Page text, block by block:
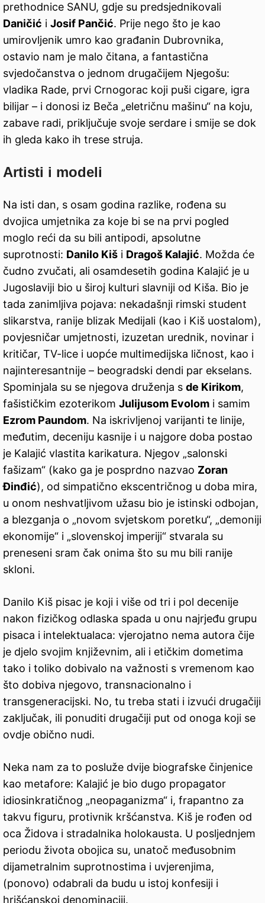
prethodnice SANU, gdje su predsjednikovali
Daničić i Josif Pančić. Prije nego što je kao
umirovljenik umro kao građanin Dubrovnika,
ostavio nam je malo čitana, a fantastična
svjedočanstva o jednom drugačijem Njegošu:
vladika Rade, prvi Crnogorac koji puši cigare, igra
bilijar – i donosi iz Beča „eletričnu mašinu“ na koju,
zabave radi, priključuje svoje serdare i smije se dok
ih gleda kako ih trese struja.
Artisti i modeli
Na isti dan, s osam godina razlike, rođena su
dvojica umjetnika za koje bi se na prvi pogled
moglo reći da su bili antipodi, apsolutne
suprotnosti: Danilo Kiš i Dragoš Kalajić. Možda će
čudno zvučati, ali osamdesetih godina Kalajić je u
Jugoslaviji bio u široj kulturi slavniji od Kiša. Bio je
tada zanimljiva pojava: nekadašnji rimski student
slikarstva, ranije blizak Medijali (kao i Kiš uostalom),
povjesničar umjetnosti, izuzetan urednik, novinar i
kritičar, TV-lice i uopće multimedijska ličnost, kao i
najinteresantnije – beogradski dendi par ekselans.
Spominjala su se njegova druženja s de Kirikom,
fašističkim ezoterikom Julijusom Evolom i samim
Ezrom Paundom. Na iskrivljenoj varijanti te linije,
međutim, deceniju kasnije i u najgore doba postao
je Kalajić vlastita karikatura. Njegov „salonski
fašizam“ (kako ga je posprdno nazvao Zoran
Đinđić), od simpatično ekscentričnog u doba mira,
u onom neshvatljivom užasu bio je istinski odbojan,
a blezganja o „novom svjetskom poretku“, „demoniji
ekonomije“ i „slovenskoj imperiji“ stvarala su
preneseni sram čak onima što su mu bili ranije
skloni.
Danilo Kiš pisac je koji i više od tri i pol decenije
nakon fizičkog odlaska spada u onu najrjeđu grupu
pisaca i intelektualaca: vjerojatno nema autora čije
je djelo svojim književnim, ali i etičkim dometima
tako i toliko dobivalo na važnosti s vremenom kao
što dobiva njegovo, transnacionalno i
transgeneracijski. No, tu treba stati i izvući drugačiji
zaključak, ili ponuditi drugačiji put od onoga koji se
ovdje obično nudi.
Neka nam za to posluže dvije biografske činjenice
kao metafore: Kalajić je bio dugo propagator
idiosinkratičnog „neopaganizma“ i, frapantno za
takvu figuru, protivnik kršćanstva. Kiš je rođen od
oca Židova i stradalnika holokausta. U posljednjem
periodu života obojica su, unatoč međusobnim
dijametralnim suprotnostima i uvjerenjima,
(ponovo) odabrali da budu u istoj konfesiji i
hrišćanskoj denominaciji.